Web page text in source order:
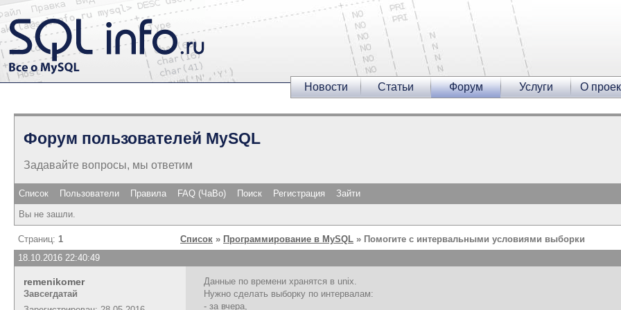
Новости Статьи Форум Услуги О
Форум пользователей MySQL
Задавайте вопросы, мы ответим
Список Пользователи Правила FAQ (ЧаВо) Поиск Регистрация
Зайти
Вы не зашли.
Страниц: 1 Список » Программирование в MySQL » Помогите с интервальными условиями выборки
18.10.2016 22:40:49
remenikomer
Завсегдатай
Данные по времени хранятся в unix.
Нужно сделать выборку по интервалам:
- за вчера,